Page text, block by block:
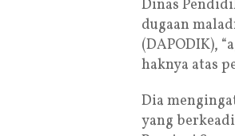
Dinas
dugaan
(DAPODIK),
haknya atas
Dia
yang